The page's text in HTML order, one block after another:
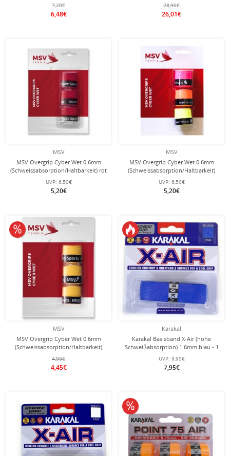
0.45mm schwarz 3er
7,20€
6,48€
12er Zip Beutel
28,90€
26,01€
MSV
MSV Overgrip Cyber Wet 0.6mm
(Schweissabsorption/Haltbarkeit) rot
3er
UVP: 6,50€
5,20€
MSV
MSV Overgrip Cyber Wet 0.6mm
(Schweissabsorption/Haltbarkeit)
sortiert 3er
UVP: 6,50€
5,20€
MSV
MSV Overgrip Cyber Wet 0.6mm
(Schweissabsorption/Haltbarkeit)
gelb 3er
4,95€
4,45€
10% reduziert
Karakal
Karakal Basisband X-Air (hohe
Schweißabsorption) 1.6mm blau - 1
Stück
UVP: 9,95€
7,95€
10% reduziert